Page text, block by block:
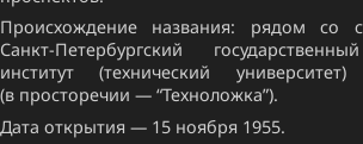
Происхождение названия: рядом со
Санкт-Петербургский
институт (технический
(в просторечии — “Техноложка”).
Дата открытия — 15 ноября 1955.